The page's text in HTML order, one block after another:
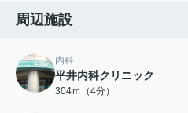
周辺施設
内科
平井内科クリニック
304ｍ（4分）